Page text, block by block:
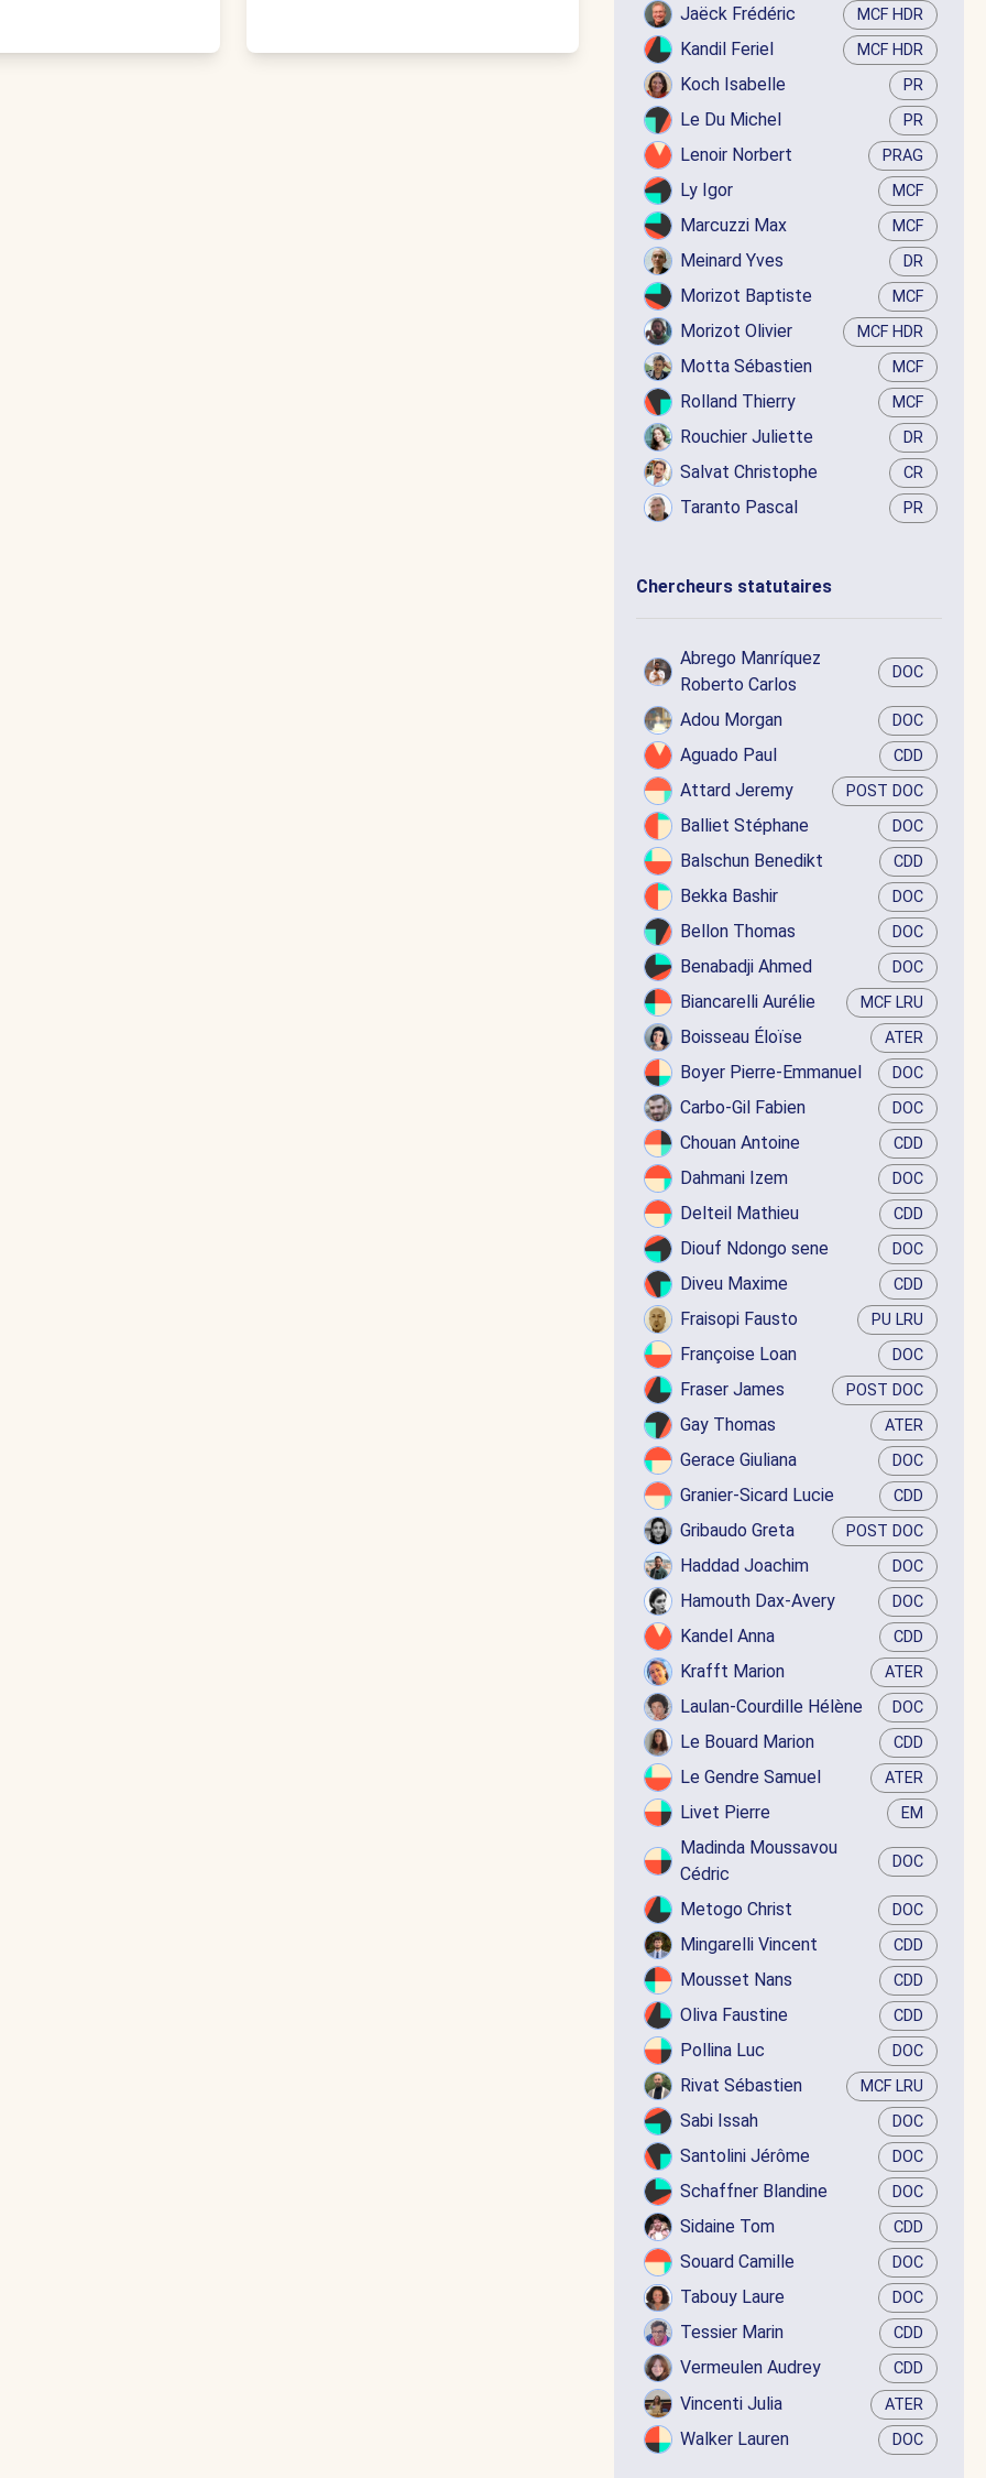
Jaëck Frédéric MCF HDR
Kandil Feriel MCF HDR
Koch Isabelle PR
Le Du Michel PR
Lenoir Norbert PRAG
Ly Igor MCF
Marcuzzi Max MCF
Meinard Yves DR
Morizot Baptiste MCF
Morizot Olivier MCF HDR
Motta Sébastien MCF
Rolland Thierry MCF
Rouchier Juliette DR
Salvat Christophe CR
Taranto Pascal PR
Chercheurs statutaires
Abrego Manríquez
Roberto Carlos
DOC
Adou Morgan DOC
Aguado Paul CDD
Attard Jeremy POST DOC
Balliet Stéphane DOC
Balschun Benedikt CDD
Bekka Bashir DOC
Bellon Thomas DOC
Benabadji Ahmed DOC
Biancarelli Aurélie MCF LRU
Boisseau Éloïse ATER
Boyer Pierre-Emmanuel DOC
Carbo-Gil Fabien DOC
Chouan Antoine CDD
Dahmani Izem DOC
Delteil Mathieu CDD
Diouf Ndongo sene DOC
Diveu Maxime CDD
Fraisopi Fausto PU LRU
Françoise Loan DOC
Fraser James POST DOC
Gay Thomas ATER
Gerace Giuliana DOC
Granier-Sicard Lucie CDD
Gribaudo Greta POST DOC
Haddad Joachim DOC
Hamouth Dax-Avery DOC
Kandel Anna CDD
Krafft Marion ATER
Laulan-Courdille Hélène DOC
Le Bouard Marion CDD
Le Gendre Samuel ATER
Livet Pierre EM
Madinda Moussavou
Cédric
DOC
Metogo Christ DOC
Mingarelli Vincent CDD
Mousset Nans CDD
Oliva Faustine CDD
Pollina Luc DOC
Rivat Sébastien MCF LRU
Sabi Issah DOC
Santolini Jérôme DOC
Schaffner Blandine DOC
Sidaine Tom CDD
Souard Camille DOC
Tabouy Laure DOC
Tessier Marin CDD
Vermeulen Audrey CDD
Vincenti Julia ATER
Walker Lauren DOC